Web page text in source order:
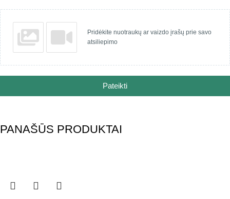
Pridėkite nuotraukų ar vaizdo įrašų prie savo
atsiliepimo
Pateikti
PANAŠŪS PRODUKTAI